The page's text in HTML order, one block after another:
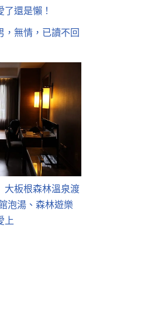
還是懶！
，無情，已讀不回
大板根森林溫泉渡
泡湯、森林遊樂
上